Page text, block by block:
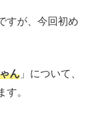
すが、今回初め
ん 」について、
。